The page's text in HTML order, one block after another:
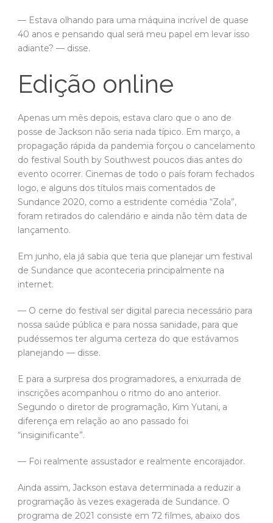
— Estava olhando para uma máquina incrível de quase
40 anos e pensando qual será meu papel em levar isso
adiante? — disse.
Edição online
Apenas um mês depois, estava claro que o ano de
posse de Jackson não seria nada típico. Em março, a
propagação rápida da pandemia forçou o cancelamento
do festival South by Southwest poucos dias antes do
evento ocorrer. Cinemas de todo o país foram fechados
logo, e alguns dos títulos mais comentados de
Sundance 2020, como a estridente comédia “Zola”,
foram retirados do calendário e ainda não têm data de
lançamento.
Em junho, ela já sabia que teria que planejar um festival
de Sundance que aconteceria principalmente na
internet.
— O cerne do festival ser digital parecia necessário para
nossa saúde pública e para nossa sanidade, para que
pudéssemos ter alguma certeza do que estávamos
planejando — disse.
E para a surpresa dos programadores, a enxurrada de
inscrições acompanhou o ritmo do ano anterior.
Segundo o diretor de programação, Kim Yutani, a
diferença em relação ao ano passado foi
“insiginificante”.
— Foi realmente assustador e realmente encorajador.
Ainda assim, Jackson estava determinada a reduzir a
programação às vezes exagerada de Sundance. O
programa de 2021 consiste em 72 filmes, abaixo dos